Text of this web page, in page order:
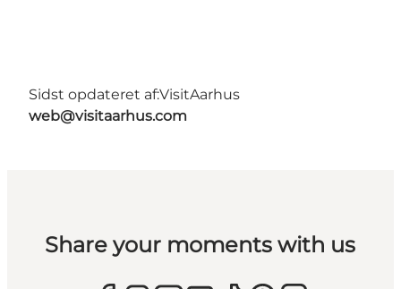
Sidst opdateret af:VisitAarhus
web@visitaarhus.com
Share your moments with us